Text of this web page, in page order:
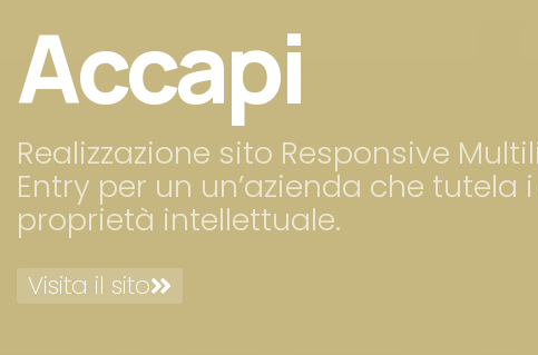
Accapi
Realizzazione sito Responsive
Entry per un un’azienda che tutela
proprietà intellettuale.
Visita il sito